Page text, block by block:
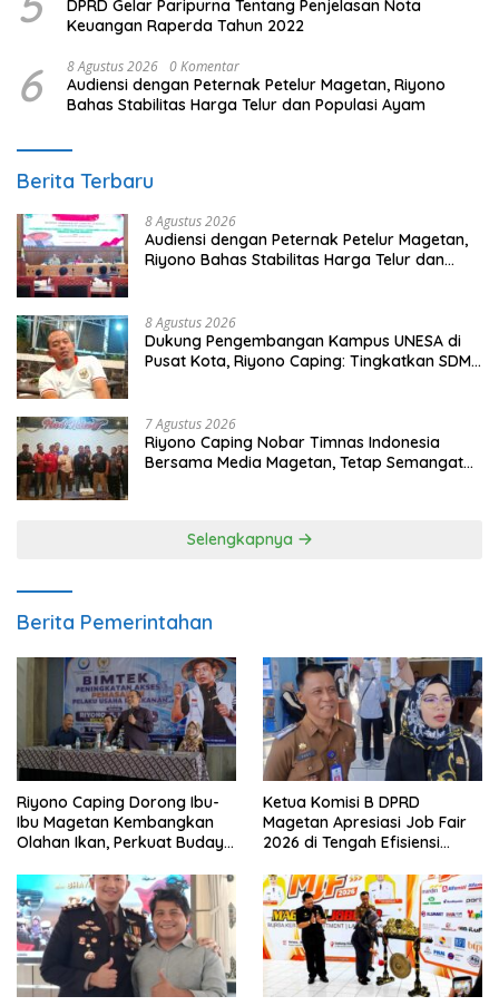
DPRD Gelar Paripurna Tentang Penjelasan Nota
Keuangan Raperda Tahun 2022
6 8 Agustus 2026 0 Komentar
Audiensi dengan Peternak Petelur Magetan, Riyono
Bahas Stabilitas Harga Telur dan Populasi Ayam
Berita Terbaru
8 Agustus 2026
Audiensi dengan Peternak Petelur Magetan,
Riyono Bahas Stabilitas Harga Telur dan
8 Agustus 2026
Dukung Pengembangan Kampus UNESA di
Pusat Kota, Riyono Caping: Tingkatkan SDM
7 Agustus 2026
Riyono Caping Nobar Timnas Indonesia
Bersama Media Magetan, Tetap Semangat
Selengkapnya
Berita Pemerintahan
Riyono Caping Dorong Ibu-
Ibu Magetan Kembangkan
Olahan Ikan, Perkuat Budaya
Ketua Komisi B DPRD
Magetan Apresiasi Job Fair
2026 di Tengah Efisiensi